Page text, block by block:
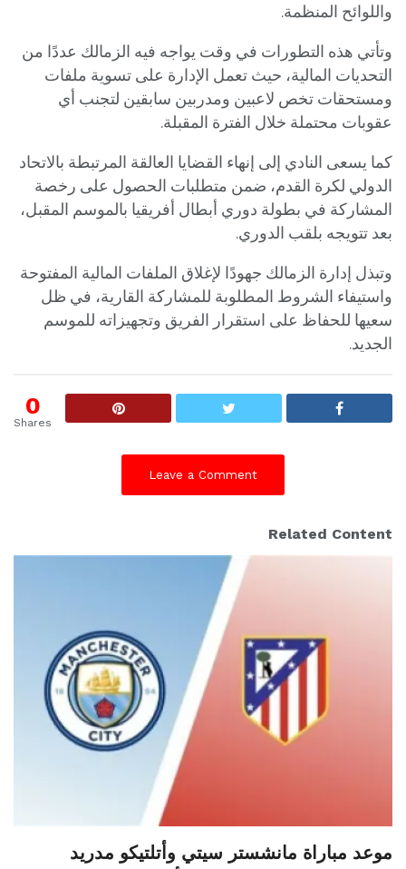
واللوائح المنظمة.
وتأتي هذه التطورات في وقت يواجه فيه الزمالك عددًا من
التحديات المالية، حيث تعمل الإدارة على تسوية ملفات
ومستحقات تخص لاعبين ومدربين سابقين لتجنب أي
عقوبات محتملة خلال الفترة المقبلة.
كما يسعى النادي إلى إنهاء القضايا العالقة المرتبطة بالاتحاد
الدولي لكرة القدم، ضمن متطلبات الحصول على رخصة
المشاركة في بطولة دوري أبطال أفريقيا بالموسم المقبل،
بعد تتويجه بلقب الدوري.
وتبذل إدارة الزمالك جهودًا لإغلاق الملفات المالية المفتوحة
واستيفاء الشروط المطلوبة للمشاركة القارية، في ظل
سعيها للحفاظ على استقرار الفريق وتجهيزاته للموسم
الجديد.
0
Shares
Leave a Comment
Related Content
موعد مباراة مانشستر سيتي وأتلتيكو مدريد